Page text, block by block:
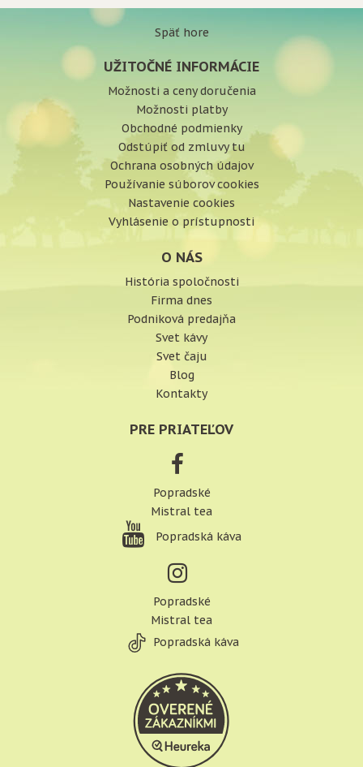
Späť hore
UŽITOČNÉ INFORMÁCIE
Možnosti a ceny doručenia
Možnosti platby
Obchodné podmienky
Odstúpiť od zmluvy tu
Ochrana osobných údajov
Používanie súborov cookies
Nastavenie cookies
Vyhlásenie o prístupnosti
O NÁS
História spoločnosti
Firma dnes
Podniková predajňa
Svet kávy
Svet čaju
Blog
Kontakty
PRE PRIATEĽOV
Popradské
Mistral tea
Popradská káva
Popradské
Mistral tea
Popradská káva